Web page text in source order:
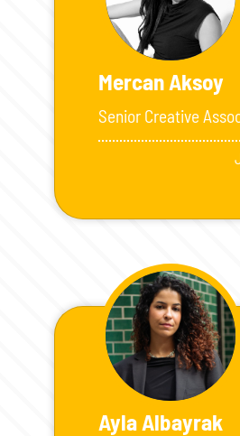
Mercan Aksoy
Senior Creative
Ayla Albayrak